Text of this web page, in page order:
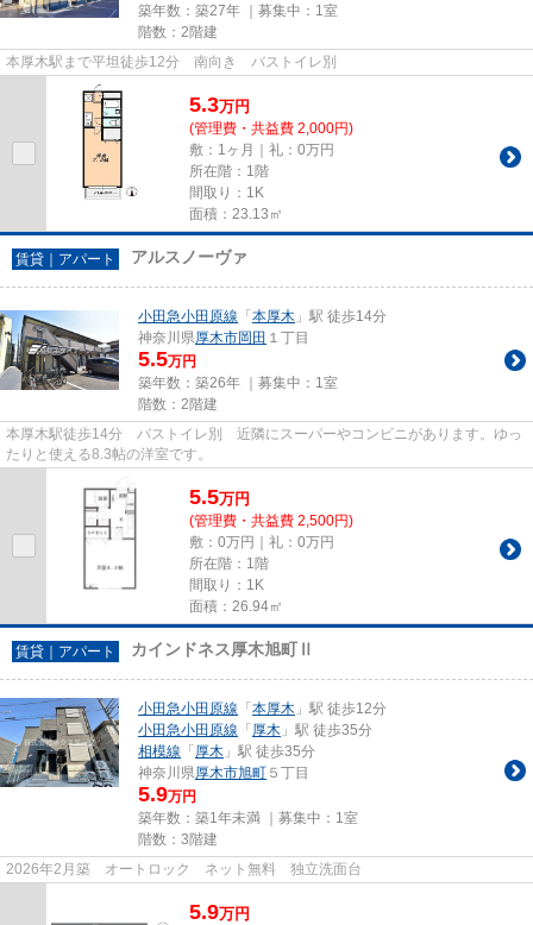
築年数：築27年 ｜募集中： 1室
階数：2階建
本厚木駅まで平坦徒歩12分 南向き バストイレ別
5.3万円
(管理費・共益費 2,000円)
敷：1ヶ月｜礼：0万円
所在階：1階
間取り：1K
面積：23.13㎡
賃貸｜アパート アルスノーヴァ
小田急小田原線 「本厚木 」駅 徒歩14分
神奈川県厚木市岡田 １丁目
5.5万円
築年数：築26年 ｜募集中： 1室
階数：2階建
本厚木駅徒歩14分 バストイレ別 近隣にスーパーやコンビニがあります。ゆっ
たりと使える8.3帖の洋室です。
5.5万円
(管理費・共益費 2,500円)
敷：0万円｜礼：0万円
所在階：1階
間取り：1K
面積：26.94㎡
賃貸｜アパート カインドネス厚木旭町Ⅱ
小田急小田原線 「本厚木 」駅 徒歩12分
小田急小田原線 「厚木 」駅 徒歩35分
相模線 「厚木 」駅 徒歩35分
神奈川県厚木市旭町 ５丁目
5.9万円
築年数：築1年未満 ｜募集中： 1室
階数：3階建
2026年2月築 オートロック ネット無料 独立洗面台
5.9万円